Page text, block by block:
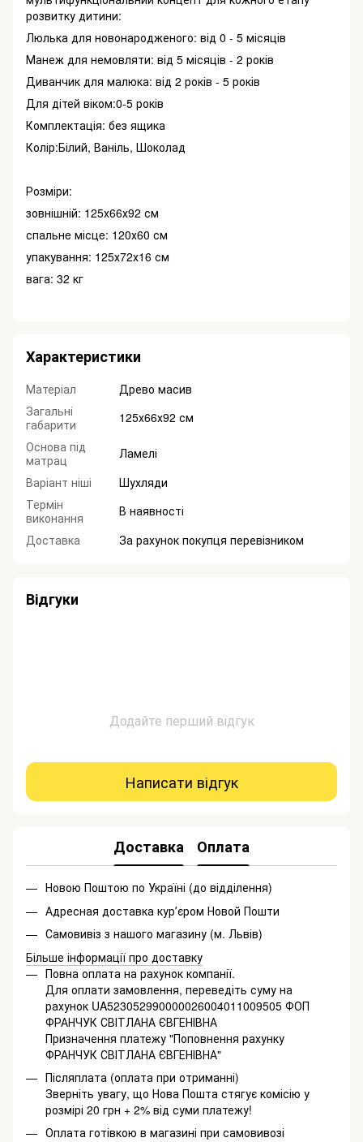
розвитку дитини:
Люлька для новонародженого: від 0 - 5 місяців
Манеж для немовляти: від 5 місяців - 2 років
Диванчик для малюка: від 2 років - 5 років
Для дітей віком:0-5 років
Комплектація: без ящика
Колір:Білий, Ваніль, Шоколад
Розміри:
зовнішній: 125х66х92 см
спальнe місцe: 120х60 см
упакування: 125х72х16 см
вага: 32 кг
Характеристики
Матеріал
Древо масив
Загальні
габарити
125х66х92 см
Основа під
матрац
Ламелі
Варіант ніші
Шухляди
Термін
виконання
В наявності
Доставка
За рахунок покупця перевізником
Відгуки
Додайте перший відгук
Написати відгук
Доставка Оплата
Новою Поштою по Україні (до відділення)
Адресная доставка курʼєром Новой Пошти
Самовивіз з нашого магазину (м. Львів)
Більше інформації про доставку
Повна оплата на рахунок компанії.
Для оплати замовлення, переведіть суму на
рахунок UA523052990000026004011009505 ФОП
ФРАНЧУК СВІТЛАНА ЄВГЕНІВНА
Призначення платежу "Поповнення рахунку
ФРАНЧУК СВІТЛАНА ЄВГЕНІВНА"
Післяплата (оплата при отриманні)
Зверніть увагу, що Нова Пошта стягує комісію у
розмірі 20 грн + 2% від суми платежу!
Оплата готівкою в магазині при самовивозі